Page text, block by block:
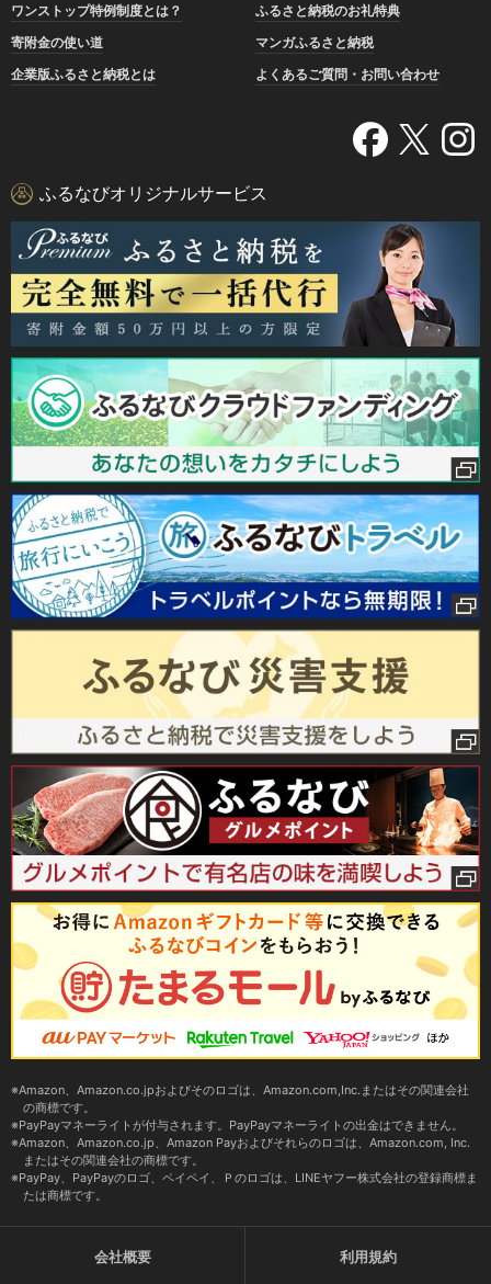
ワンストップ特例制度とは？
ふるさと納税のお礼特典
寄附金の使い道
マンガふるさと納税
企業版ふるさと納税とは
よくあるご質問・お問い合わせ
ふるなびオリジナルサービス
Amazon、Amazon.co.jpおよびそのロゴは、Amazon.com,Inc.またはその関連会社
の商標です。
PayPayマネーライトが付与されます。PayPayマネーライトの出金はできません。
Amazon、Amazon.co.jp、Amazon Payおよびそれらのロゴは、Amazon.com, Inc.
またはその関連会社の商標です。
PayPay、PayPayのロゴ、ペイペイ、Ｐのロゴは、LINEヤフー株式会社の登録商標ま
たは商標です。
会社概要 利用規約